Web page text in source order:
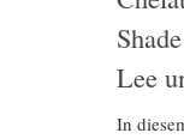
Lee
In